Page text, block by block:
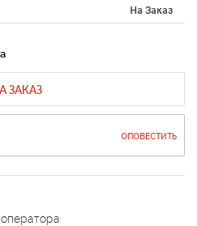
На Заказ
ЗАКАЗ
ОПОВЕСТИТЬ